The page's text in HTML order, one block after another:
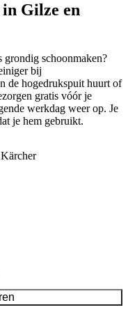
Gilze en
schoonmaken?
bij
de hogedrukspuit huurt of
gratis vóór je
werkdag weer op. Je
je hem gebruikt.